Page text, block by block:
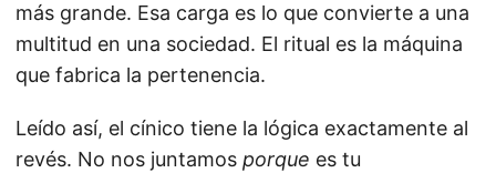
más grande. Esa carga es lo que convierte a una
multitud en una sociedad. El ritual es la máquina
que fabrica la pertenencia.
Leído así, el cínico tiene la lógica exactamente al
revés. No nos juntamos porque es tu